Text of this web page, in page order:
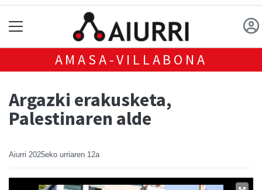
AMASA-VILLABONA
Argazki erakusketa,
Palestinaren alde
Aiurri 2025eko urriaren 12a